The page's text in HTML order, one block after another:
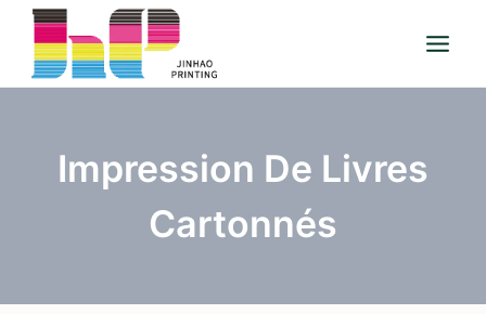
Aller
contenu
Impression De Livres
Cartonnés